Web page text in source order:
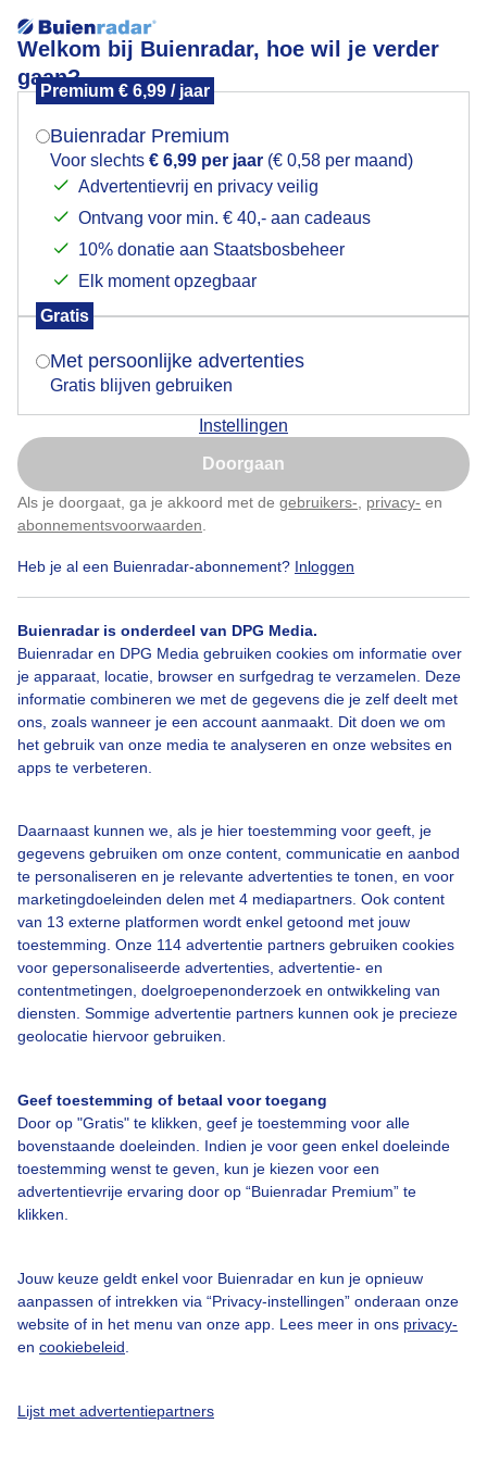
Welkom bij Buienradar, hoe wil je verder
gaan?
Premium € 6,99 / jaar
Buienradar Premium
Voor slechts € 6,99 per jaar (€ 0,58 per maand)
Advertentievrij en privacy veilig
Ontvang voor min. € 40,- aan cadeaus
10% donatie aan Staatsbosbeheer
Elk moment opzegbaar
Gratis
Met persoonlijke advertenties
Gratis blijven gebruiken
Instellingen
Doorgaan
Als je doorgaat, ga je akkoord met de gebruikers- privacy- en
abonnementsvoorwaarden
Heb je al een Buienradar-abonnement? Inloggen
Buienradar is onderdeel van DPG Media.
Buienradar en DPG Media gebruiken cookies om informatie over
je apparaat, locatie, browser en surfgedrag te verzamelen. Deze
informatie combineren we met de gegevens die je zelf deelt met
ons, zoals wanneer je een account aanmaakt. Dit doen we om
het gebruik van onze media te analyseren en onze websites en
apps te verbeteren.
Daarnaast kunnen we, als je hier toestemming voor geeft, je
gegevens gebruiken om onze content, communicatie en aanbod
te personaliseren en je relevante advertenties te tonen, en voor
marketingdoeleinden delen met 4 mediapartners. Ook content
van 13 externe platformen wordt enkel getoond met jouw
toestemming. Onze 114 advertentie partners gebruiken cookies
voor gepersonaliseerde advertenties, advertentie- en
contentmetingen, doelgroepenonderzoek en ontwikkeling van
diensten. Sommige advertentie partners kunnen ook je precieze
geolocatie hiervoor gebruiken.
Geef toestemming of betaal voor toegang
Door op "Gratis" te klikken, geef je toestemming voor alle
bovenstaande doeleinden. Indien je voor geen enkel doeleinde
toestemming wenst te geven, kun je kiezen voor een
advertentievrije ervaring door op “Buienradar Premium” te
klikken.
Jouw keuze geldt enkel voor Buienradar en kun je opnieuw
aanpassen of intrekken via “Privacy-instellingen” onderaan onze
website of in het menu van onze app. Lees meer in ons privacy-
en cookiebeleid
Lijst met advertentiepartners
Wolkenmix.
Vanmorgen een mix van wolken en af en toe zon.
Door: Adri Joosse Gemaakt: 08-08-2025, 49x bekeken
Bekijk slideshow
Een moment geduld aub...
Over Buienradar
Veelgestelde vragen
Contact
Toegankelijkheid
Buienradar Team
Privacy beleid
Privacy instellingen
Mogen we je locatie gebruiken voor het
Indien je hier nog geen akkoord op hebt gegeven,
verschijnt er zo een pop-up uit je browser waarin
Is goed, toon de popup
Nu niet, misschien later
Klik hierom dit aan te passen